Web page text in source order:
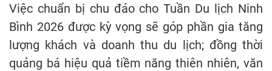
Việc chuẩn bị chu đáo cho Tuần Du lịch Ninh
Bình 2026 được kỳ vọng sẽ góp phần gia tăng
lượng khách và doanh thu du lịch; đồng thời
quảng bá hiệu quả tiềm năng thiên nhiên, văn